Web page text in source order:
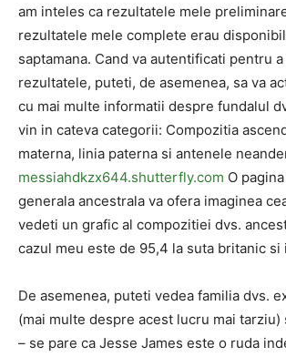
am inteles ca rezultatele mele
rezultatele mele complete erau
saptamana. Cand va autentificati pentru
rezultatele, puteti, de asemenea, sa va
cu mai multe informatii despre fundalul
vin in cateva categorii: Compozitia
materna, linia paterna si antenele
messiahdkzx644.shutterfly.com O
generala ancestrala va ofera imaginea
vedeti un grafic al compozitiei dvs.
cazul meu este de 95,4 la suta britanic si
De asemenea, puteti vedea familia dvs.
(mai multe despre acest lucru mai
– se pare ca Jesse James este o ruda